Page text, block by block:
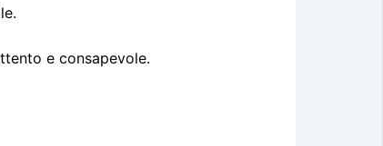
e consapevole.